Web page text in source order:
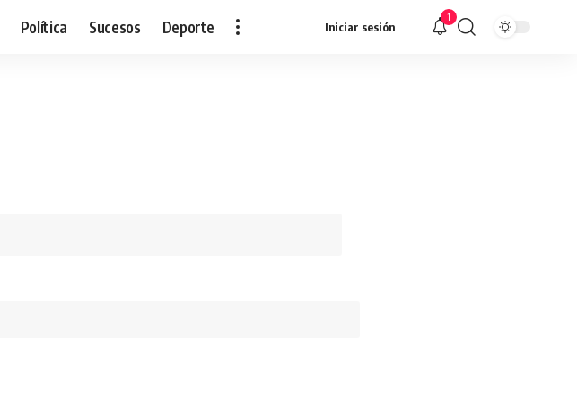
Política Sucesos Deporte Iniciar sesión
1